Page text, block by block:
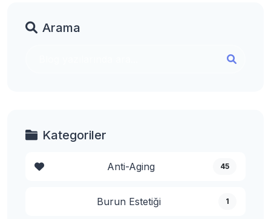
Arama
Kategoriler
Anti-Aging 45
Burun Estetiği 1